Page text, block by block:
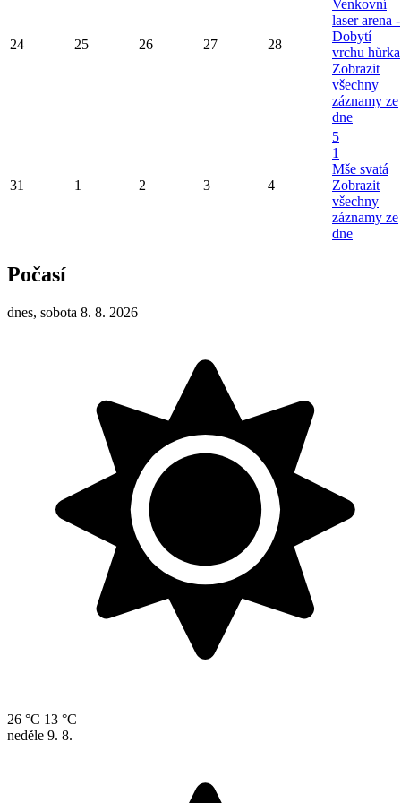
24 25 26 27 28
Venkovní
laser arena -
Dobytí
vrchu hůrka
Zobrazit
všechny
záznamy ze
dne
31 1 2 3 4
5
1
Mše svatá
Zobrazit
všechny
záznamy ze
dne
Počasí
dnes, sobota 8. 8. 2026
26 °C 13 °C
neděle 9. 8.